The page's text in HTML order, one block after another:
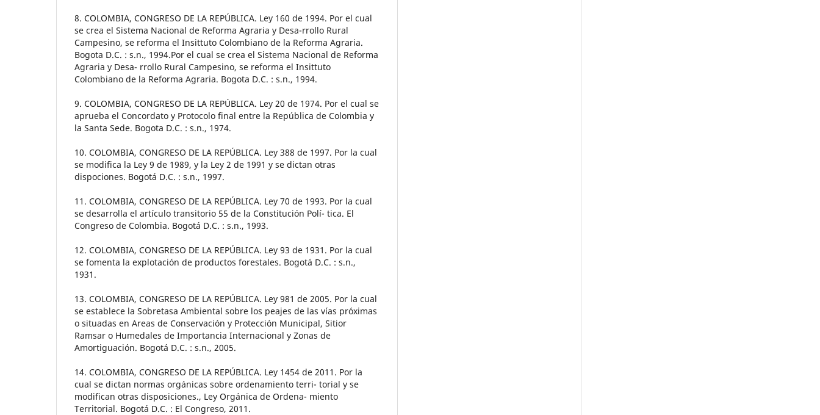
8. COLOMBIA, CONGRESO DE LA REPÚBLICA. Ley 160 de 1994. Por el cual
se crea el Sistema Nacional de Reforma Agraria y Desa-rrollo Rural
Campesino, se reforma el Insittuto Colombiano de la Reforma Agraria.
Bogota D.C. : s.n., 1994.Por el cual se crea el Sistema Nacional de Reforma
Agraria y Desa- rrollo Rural Campesino, se reforma el Insittuto
Colombiano de la Reforma Agraria. Bogota D.C. : s.n., 1994.
9. COLOMBIA, CONGRESO DE LA REPÚBLICA. Ley 20 de 1974. Por el cual se
aprueba el Concordato y Protocolo final entre la República de Colombia y
la Santa Sede. Bogota D.C. : s.n., 1974.
10. COLOMBIA, CONGRESO DE LA REPÚBLICA. Ley 388 de 1997. Por la cual
se modifica la Ley 9 de 1989, y la Ley 2 de 1991 y se dictan otras
dispociones. Bogotá D.C. : s.n., 1997.
11. COLOMBIA, CONGRESO DE LA REPÚBLICA. Ley 70 de 1993. Por la cual
se desarrolla el artículo transitorio 55 de la Constitución Polí- tica. El
Congreso de Colombia. Bogotá D.C. : s.n., 1993.
12. COLOMBIA, CONGRESO DE LA REPÚBLICA. Ley 93 de 1931. Por la cual
se fomenta la explotación de productos forestales. Bogotá D.C. : s.n.,
1931.
13. COLOMBIA, CONGRESO DE LA REPÚBLICA. Ley 981 de 2005. Por la cual
se establece la Sobretasa Ambiental sobre los peajes de las vías próximas
o situadas en Areas de Conservación y Protección Municipal, Sitior
Ramsar o Humedales de Importancia Internacional y Zonas de
Amortiguación. Bogotá D.C. : s.n., 2005.
14. COLOMBIA, CONGRESO DE LA REPÚBLICA. Ley 1454 de 2011. Por la
cual se dictan normas orgánicas sobre ordenamiento terri- torial y se
modifican otras disposiciones., Ley Orgánica de Ordena- miento
Territorial. Bogotá D.C. : El Congreso, 2011.